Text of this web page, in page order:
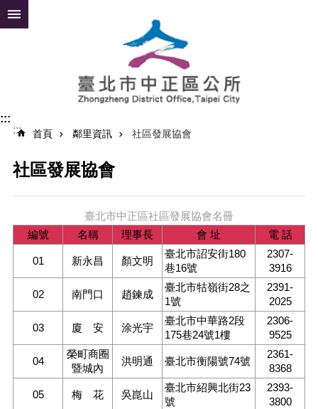
跳到主要內容區塊
公
資
訊
認
機
介
:::
:::
首頁 鄰里資訊 社區發展協會
社區發展協會
編號 名稱 理事長 會 址 電 話
臺北市中正區社區發展協會名冊
01 新永昌 顏文明
臺北市詔安街180
巷16號
2307-
3916
02 南門口 趙鍊成
臺北市牯嶺街28之
1號
2391-
2025
03 廈 安 涂光宇
臺北市中華路2段
175巷24號1樓
2306-
9525
04
榮町商圈
暨城內
洪明通 臺北市衡陽號74號
2361-
8368
05 梅 花 吳崑山
臺北市紹興北街23
號
2393-
3800